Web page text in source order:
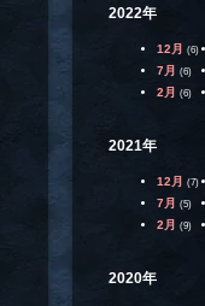
2022年
12月 (6)
7月 (6)
2月 (6)
2021年
12月 (7)
7月 (5)
2月 (9)
2020年